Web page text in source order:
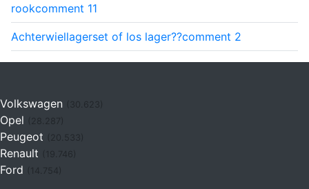
rookcomment 11
Achterwiellagerset of los lager??comment 2
Volkswagen (30.623)
Opel
Peugeot
Renault (19.746)
Ford (14.754)